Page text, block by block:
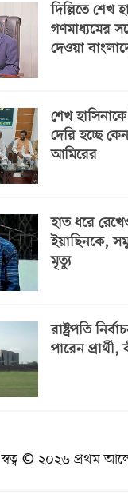
দিল্লিতে শেখ
গণমাধ্যমের
দেওয়া
শেখ
দেরি হচ্ছে
আমিরের
হাত ধরে
ইয়াছিনকে,
মৃত্যু
রাষ্ট্রপতি
পারেন
স্বত্ব © ২০২৬ প্রথম